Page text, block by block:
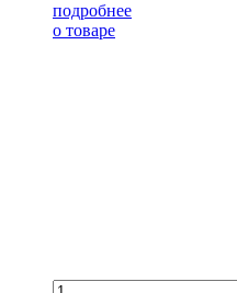
подробнее
о товаре